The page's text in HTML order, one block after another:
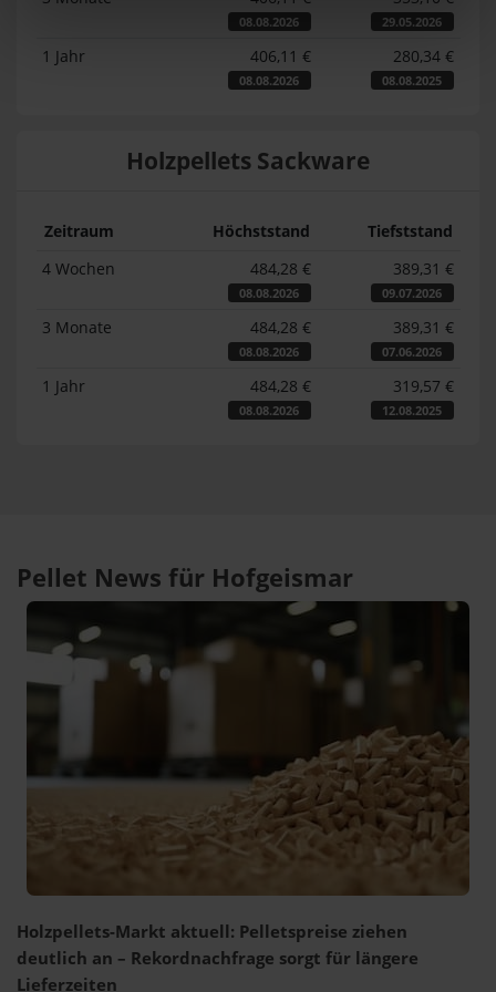
08.08.2026 29.05.2026
1 Jahr 406,11 €
08.08.2026
280,34 €
08.08.2025
Holzpellets Sackware
Zeitraum Höchststand
Tiefststand
4 Wochen
484,28 €
08.08.2026
389,31 €
09.07.2026
3 Monate 484,28 €
08.08.2026
389,31 €
07.06.2026
1 Jahr 484,28 €
08.08.2026
319,57 €
12.08.2025
Pellet News für Hofgeismar
Holzpellets-Markt aktuell: Pelletspreise ziehen
deutlich an – Rekordnachfrage sorgt für längere
Lieferzeiten